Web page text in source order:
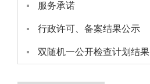
服务承诺
行政许可、备案结果公示
双随机一公开检查计划结果